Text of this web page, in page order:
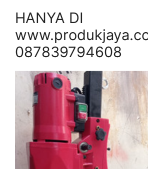
HANYA DI
087839794608